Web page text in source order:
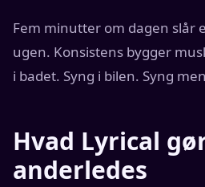
Fem minutter om dagen slår
ugen. Konsistens bygger
i badet. Syng i bilen. Syng
Hvad Lyrical
anderledes